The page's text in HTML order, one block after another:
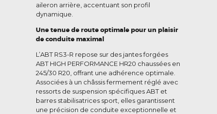
aileron arrière, accentuant son profil
dynamique.
Une tenue de route optimale pour un plaisir
de conduite maximal
L’ABT RS3-R repose sur des jantes forgées
ABT HIGH PERFORMANCE HR20 chaussées en
245/30 R20, offrant une adhérence optimale.
Associées à un châssis fermement réglé avec
ressorts de suspension spécifiques ABT et
barres stabilisatrices sport, elles garantissent
une précision de conduite exceptionnelle et